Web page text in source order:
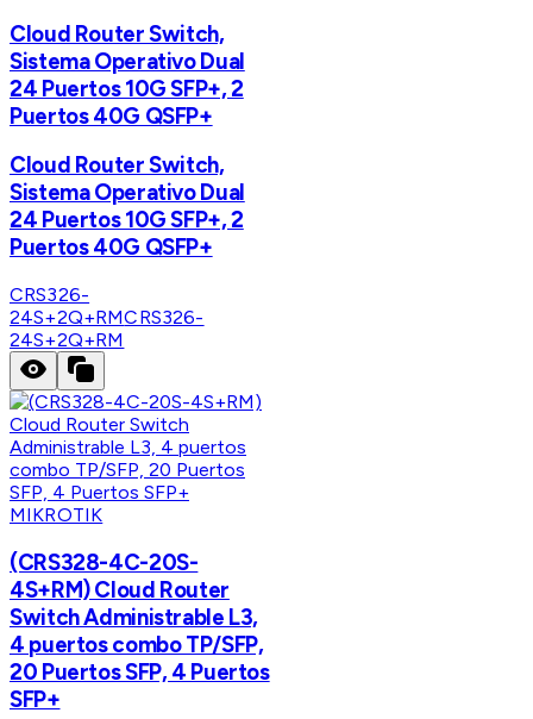
Cloud Router Switch,
Sistema Operativo Dual
24 Puertos 10G SFP+, 2
Puertos 40G QSFP+
Cloud Router Switch,
Sistema Operativo Dual
24 Puertos 10G SFP+, 2
Puertos 40G QSFP+
CRS326-
24S+2Q+RMCRS326-
24S+2Q+RM
MIKROTIK
(CRS328-4C-20S-
4S+RM) Cloud Router
Switch Administrable L3,
4 puertos combo TP/SFP,
20 Puertos SFP, 4 Puertos
SFP+